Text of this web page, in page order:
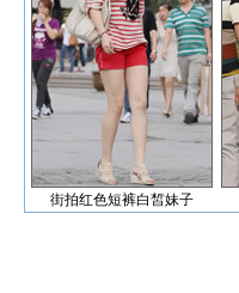
街拍红色短裤白皙妹子